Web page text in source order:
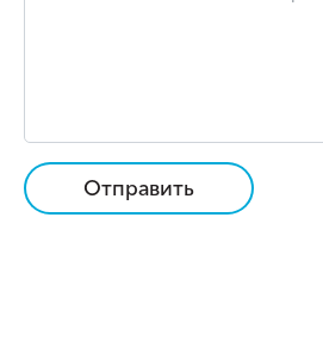
Отправить